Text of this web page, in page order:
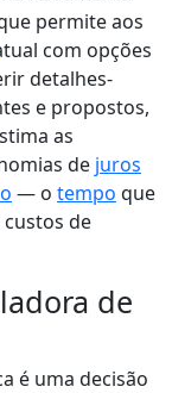
permite aos
com opções
detalhes-
e propostos,
as
de juros
— o tempo que
de
de
é uma decisão